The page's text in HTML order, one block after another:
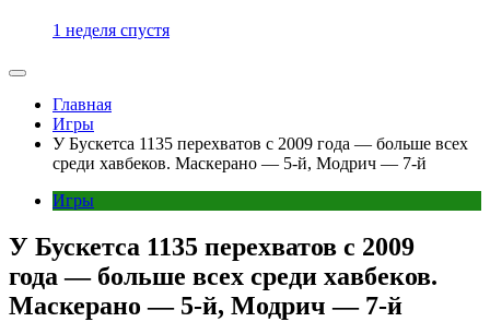
1 неделя спустя
Главная
Игры
У Бускетса 1135 перехватов с 2009 года — больше всех
среди хавбеков. Маскерано — 5-й, Модрич — 7-й
Игры
У Бускетса 1135 перехватов с 2009
года — больше всех среди хавбеков.
Маскерано — 5-й, Модрич — 7-й